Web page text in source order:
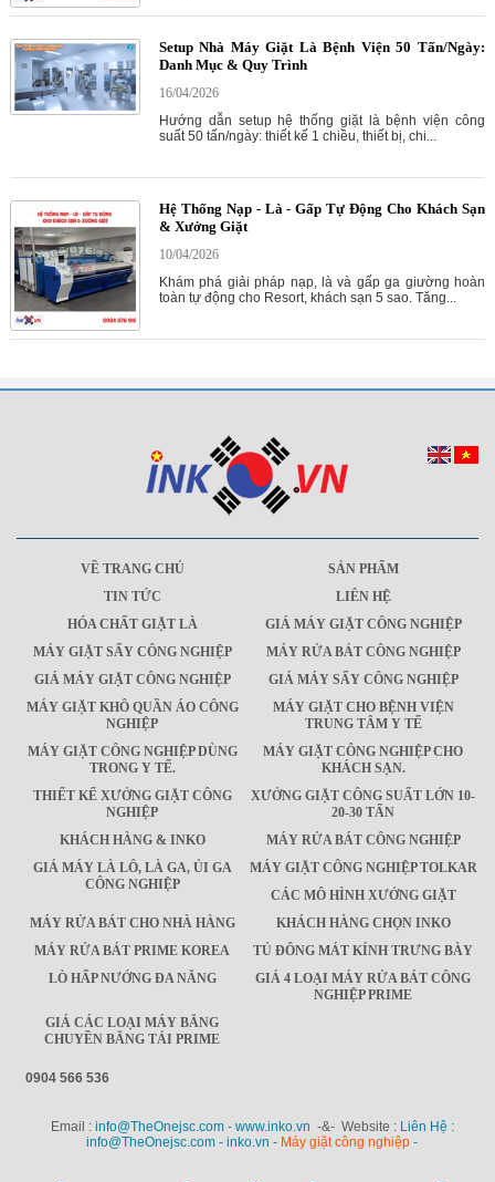
Setup Nhà Máy Giặt Là Bệnh Viện 50 Tấn/Ngày:
Danh Mục & Quy Trình
16/04/2026
Hướng dẫn setup hệ thống giặt là bệnh viện công
suất 50 tấn/ngày: thiết kế 1 chiều, thiết bị, chi...
Hệ Thống Nạp - Là - Gấp Tự Động Cho Khách Sạn
& Xưởng Giặt
10/04/2026
Khám phá giải pháp nạp, là và gấp ga giường hoàn
toàn tự động cho Resort, khách sạn 5 sao. Tăng...
VỀ TRANG CHỦ
SẢN PHẨM
TIN TỨC
LIÊN HỆ
HÓA CHẤT GIẶT LÀ
GIÁ MÁY GIẶT CÔNG NGHIỆP
MÁY GIẶT SẤY CÔNG NGHIỆP
MÁY RỬA BÁT CÔNG NGHIỆP
GIÁ MÁY GIẶT CÔNG NGHIỆP
GIÁ MÁY SẤY CÔNG NGHIỆP
MÁY GIẶT KHÔ QUẦN ÁO CÔNG
NGHIỆP
MÁY GIẶT CHO BỆNH VIỆN
TRUNG TÂM Y TẾ
MÁY GIẶT CÔNG NGHIỆP DÙNG
TRONG Y TẾ.
MÁY GIẶT CÔNG NGHIỆP CHO
KHÁCH SẠN.
THIẾT KẾ XƯỞNG GIẶT CÔNG
NGHIỆP
XƯỞNG GIẶT CÔNG SUẤT LỚN 10-
20-30 TẤN
KHÁCH HÀNG & INKO
MÁY RỬA BÁT CÔNG NGHIỆP
GIÁ MÁY LÀ LÔ, LÀ GA, ỦI GA
CÔNG NGHIỆP
MÁY GIẶT CÔNG NGHIỆP TOLKAR
CÁC MÔ HÌNH XƯỞNG GIẶT
MÁY RỬA BÁT CHO NHÀ HÀNG
KHÁCH HÀNG CHỌN INKO
MÁY RỬA BÁT PRIME KOREA
TỦ ĐÔNG MÁT KÍNH TRƯNG BÀY
LÒ HẤP NƯỚNG ĐA NĂNG
GIÁ 4 LOẠI MÁY RỬA BÁT CÔNG
NGHIỆP PRIME
GIÁ CÁC LOẠI MÁY BĂNG
CHUYỀN BĂNG TẢI PRIME
0904 566 536
Email : info@TheOnejsc.com - www.inko.vn -&- Website : Liên Hệ :
info@TheOnejsc.com - inko.vn - Máy giặt công nghiệp -